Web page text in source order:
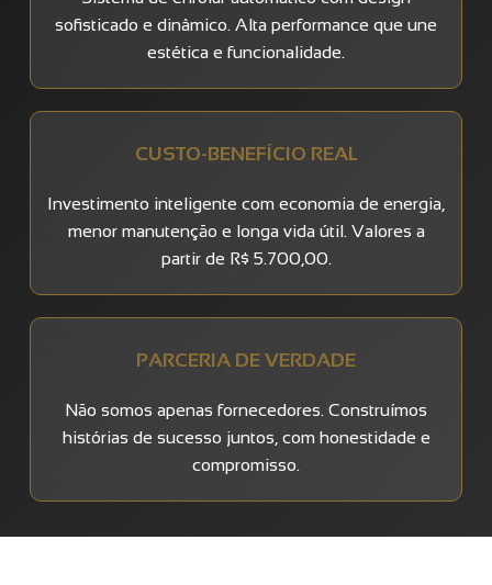
sofisticado e dinâmico. Alta performance que une
estética e funcionalidade.
CUSTO-BENEFÍCIO REAL
Investimento inteligente com economia de energia,
menor manutenção e longa vida útil. Valores a
partir de R$ 5.700,00.
PARCERIA DE VERDADE
Não somos apenas fornecedores. Construímos
histórias de sucesso juntos, com honestidade e
compromisso.